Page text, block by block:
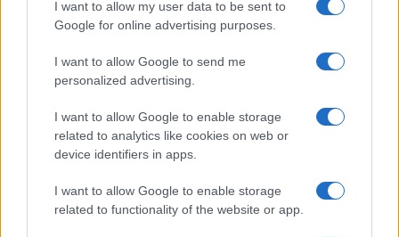
I want to allow my user data to be sent to
Google for online advertising purposes.
I want to allow Google to send me
personalized advertising.
I want to allow Google to enable storage
related to analytics like cookies on web or
device identifiers in apps.
I want to allow Google to enable storage
related to functionality of the website or app.
Αναστάτωση στις Πανελλήνιες
απαντήσεις – Δείτε σε ποιό
μάθημα